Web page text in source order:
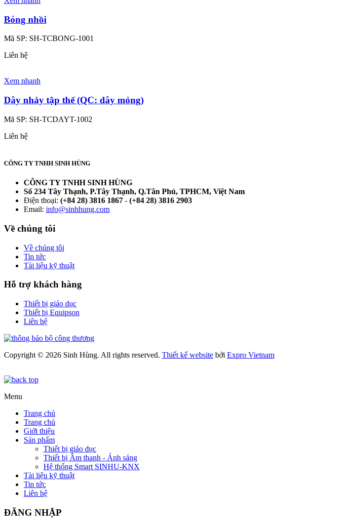
Bóng nhồi
Mã SP: SH-TCBONG-1001
Liên hệ
Xem nhanh
Dây nhảy tập thể (QC: dây mỏng)
Mã SP: SH-TCDAYT-1002
Liên hệ
CÔNG TY TNHH SINH HÙNG
CÔNG TY TNHH SINH HÙNG
Số 234 Tây Thạnh, P.Tây Thạnh, Q.Tân Phú, TPHCM, Việt Nam
Điện thoại: (+84 28) 3816 1867 - (+84 28) 3816 2903
Email: info@sinhhung.com
Về chúng tôi
Về chúng tôi
Tin tức
Tài liệu kỹ thuật
Hỗ trợ khách hàng
Thiết bị giáo dục
Thiết bị Equipson
Liên hệ
Copyright © 2026 Sinh Hùng. All rights reserved. Thiết kế website bởi Expro Vietnam
Menu
Trang chủ
Trang chủ
Giới thiệu
Sản phẩm
Thiết bị giáo dục
Thiết bị Âm thanh - Ánh sáng
Hệ thống Smart SINHU-KNX
Tài liệu kỹ thuật
Tin tức
Liên hệ
ĐĂNG NHẬP